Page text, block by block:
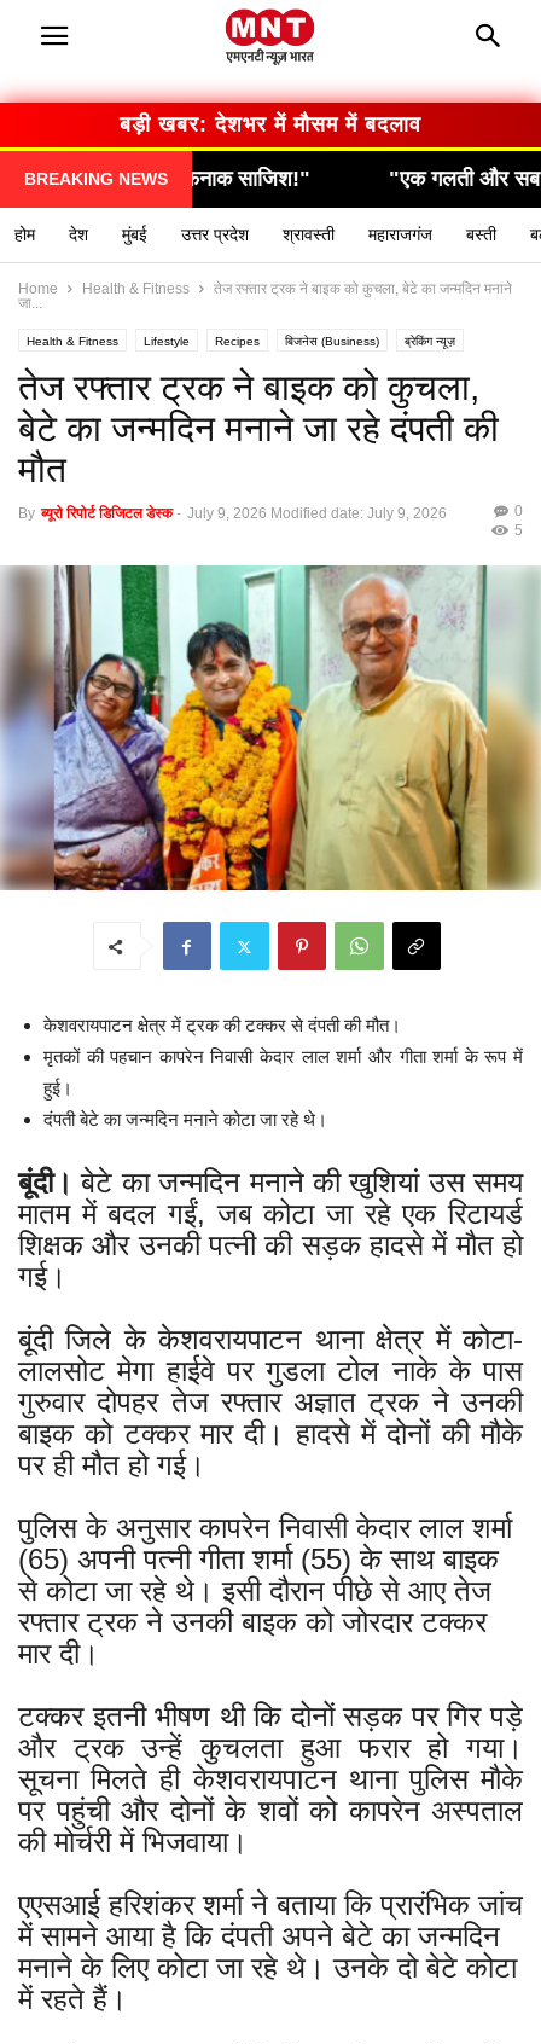
बड़ी खबर: देशभर में मौसम में बदलाव
BREAKING NEWS
खौफनाक साजिश!" "एक गलती और सब कुछ खत्म…
होम देश मुंबई उत्तर प्रदेश श्रावस्ती महाराजगंज बस्ती
Home Health & Fitness
तेज रफ्तार ट्रक ने बाइक को कुचला, बेटे का जन्मदिन मनाने
जा...
Health & Fitness Lifestyle Recipes बिजनेस (Business) ब्रेकिंग न्यूज़
मनोरंजन (Entertainment) राशिफल / ज्योतिष
तेज रफ्तार ट्रक ने बाइक को कुचला,
बेटे का जन्मदिन मनाने जा रहे दंपती की
मौत
By ब्यूरो रिपोर्ट डिजिटल डेस्क - July 9, 2026 Modified date: July 9, 2026
0
5
केशवरायपाटन क्षेत्र में ट्रक की टक्कर से दंपती की मौत।
मृतकों की पहचान कापरेन निवासी केदार लाल शर्मा और गीता शर्मा के रूप में
हुई।
दंपती बेटे का जन्मदिन मनाने कोटा जा रहे थे।
बूंदी। बेटे का जन्मदिन मनाने की खुशियां उस समय
मातम में बदल गईं, जब कोटा जा रहे एक रिटायर्ड
शिक्षक और उनकी पत्नी की सड़क हादसे में मौत हो
गई।
बूंदी जिले के केशवरायपाटन थाना क्षेत्र में कोटा-
लालसोट मेगा हाईवे पर गुडला टोल नाके के पास
गुरुवार दोपहर तेज रफ्तार अज्ञात ट्रक ने उनकी
बाइक को टक्कर मार दी। हादसे में दोनों की मौके
पर ही मौत हो गई।
पुलिस के अनुसार कापरेन निवासी केदार लाल शर्मा
(65) अपनी पत्नी गीता शर्मा (55) के साथ बाइक
से कोटा जा रहे थे। इसी दौरान पीछे से आए तेज
रफ्तार ट्रक ने उनकी बाइक को जोरदार टक्कर
मार दी।
टक्कर इतनी भीषण थी कि दोनों सड़क पर गिर पड़े
और ट्रक उन्हें कुचलता हुआ फरार हो गया।
सूचना मिलते ही केशवरायपाटन थाना पुलिस मौके
पर पहुंची और दोनों के शवों को कापरेन अस्पताल
की मोर्चरी में भिजवाया।
एएसआई हरिशंकर शर्मा ने बताया कि प्रारंभिक जांच
में सामने आया है कि दंपती अपने बेटे का जन्मदिन
मनाने के लिए कोटा जा रहे थे। उनके दो बेटे कोटा
में रहते हैं।